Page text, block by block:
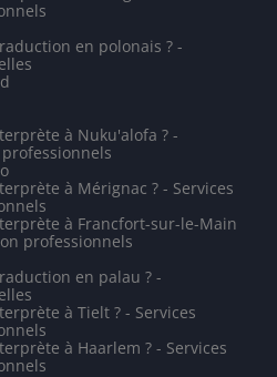
en polonais ? -
à Nuku'alofa ? -
à Mérignac ? - Services
à Francfort-sur-le-Main
professionnels
en palau ? -
à Tielt ? - Services
à Haarlem ? - Services